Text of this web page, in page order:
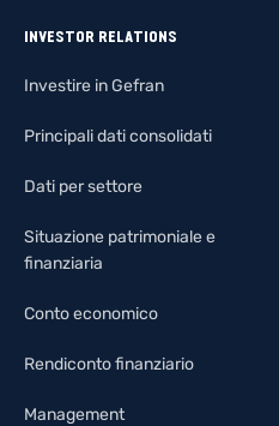
INVESTOR RELATIONS
Investire in Gefran
Principali dati consolidati
Dati per settore
Situazione patrimoniale e
finanziaria
Conto economico
Rendiconto finanziario
Management